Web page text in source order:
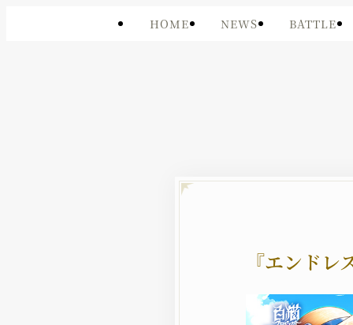
HOME NEWS BATTLE
『エンド